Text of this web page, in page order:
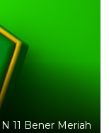
11 Bener Meriah